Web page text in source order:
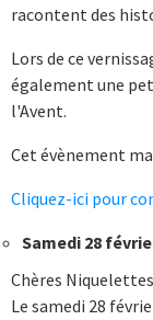
racontent des
Lors de ce
également une
l'Avent.
Cet évènement
Cliquez-ici pour
Samedi 28
Chères
Le samedi 28